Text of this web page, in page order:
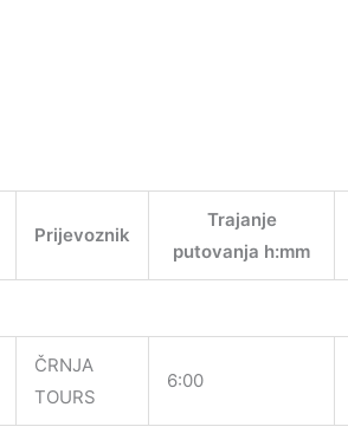
Prijevoznik
Trajanje
putovanja h:mm
ČRNJA
TOURS
6:00